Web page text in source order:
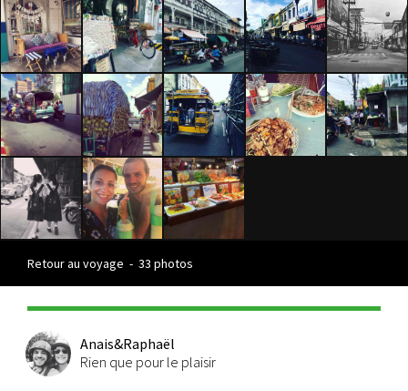
Retour au voyage - 33 photos
Anais&Raphaël
Rien que pour le plaisir